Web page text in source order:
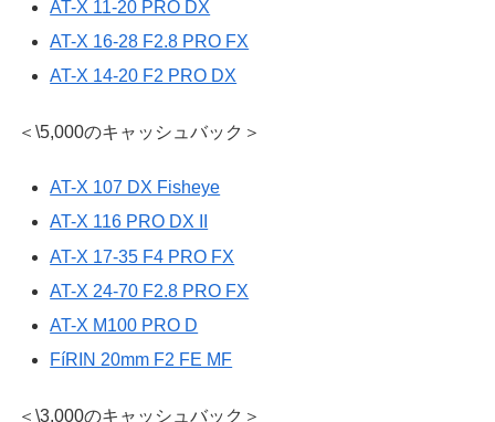
AT-X 11-20 PRO DX
AT-X 16-28 F2.8 PRO FX
AT-X 14-20 F2 PRO DX
＜\5,000のキャッシュバック＞
AT-X 107 DX Fisheye
AT-X 116 PRO DX II
AT-X 17-35 F4 PRO FX
AT-X 24-70 F2.8 PRO FX
AT-X M100 PRO D
FíRIN 20mm F2 FE MF
＜\3,000のキャッシュバック＞